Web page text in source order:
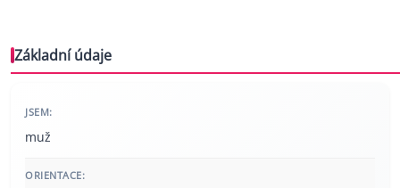
Základní údaje
JSEM:
muž
ORIENTACE: